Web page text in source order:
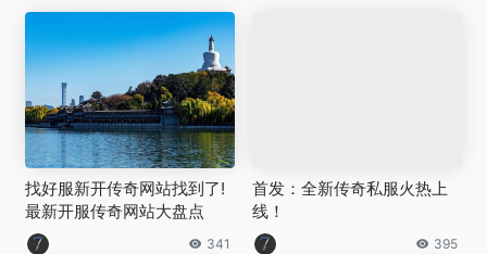
找好服新开传奇网站找到了!
最新开服传奇网站大盘点
341
首发：全新传奇私服火热上
线！
395